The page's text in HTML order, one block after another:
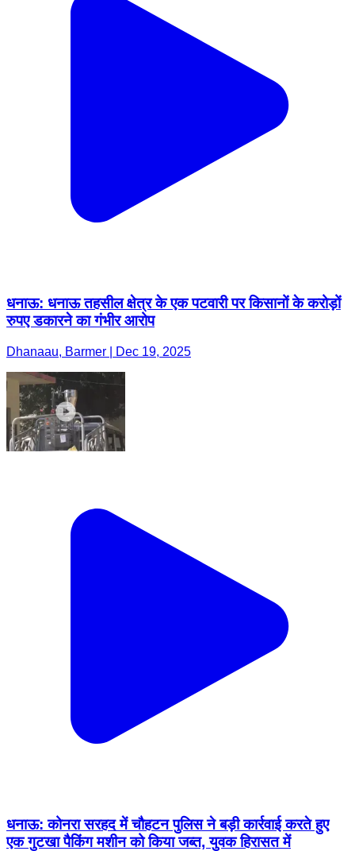
धनाऊ: धनाऊ तहसील क्षेत्र के एक पटवारी पर किसानों के करोड़ों
रुपए डकारने का गंभीर आरोप
Dhanaau, Barmer | Dec 19, 2025
धनाऊ: कोनरा सरहद में चौहटन पुलिस ने बड़ी कार्रवाई करते हुए
एक गुटखा पैकिंग मशीन को किया जब्त, युवक हिरासत में